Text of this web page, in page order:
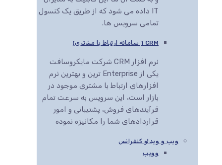
IT داده می شود که از طریق یک کنسول
تمامی سرویس ها.
CRM ( سامانه ارتباط با مشتری)
نرم افزار CRM شرکت مایکروسافت
یکی از Enterprise ترین و بهترین نرم
افزارهای ارتباط با مشتری موجود در
بازار است، این سرویس به سرعت تمام
فرآیندهای فروش، پشتیبانی و امور
قراردادهای شما را مکانیزه نموده
ویپ و ویدئو کنفرانس
وویپ